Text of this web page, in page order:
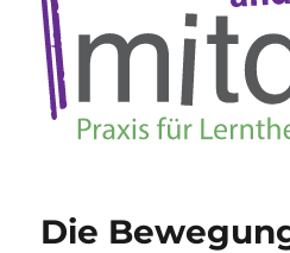
Die